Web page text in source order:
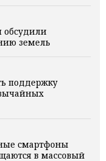
обсудили
земель
поддержку
смартфоны
в массовый